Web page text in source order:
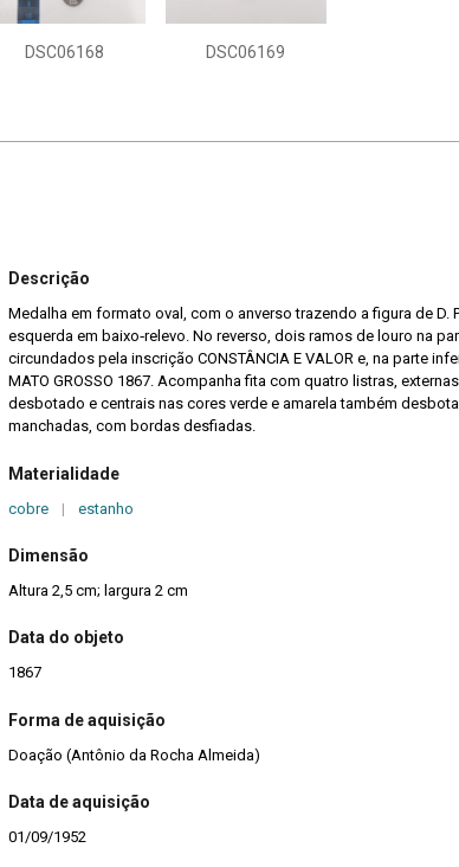
DSC06168 DSC06169
Descrição
Medalha em formato oval, com o anverso trazendo a figura de D.
esquerda em baixo‑relevo. No reverso, dois ramos de louro na
circundados pela inscrição CONSTÂNCIA E VALOR e, na parte
MATO GROSSO 1867. Acompanha fita com quatro listras,
desbotado e centrais nas cores verde e amarela também
manchadas, com bordas desfiadas.
Materialidade
cobre | estanho
Dimensão
Altura 2,5 cm; largura 2 cm
Data do objeto
1867
Forma de aquisição
Doação (Antônio da Rocha Almeida)
Data de aquisição
01/09/1952